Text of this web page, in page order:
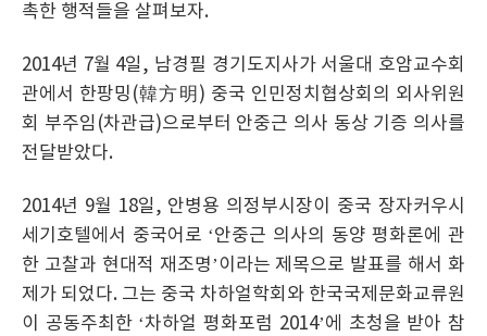
촉한 행적들을 살펴보자.
2014년 7월 4일, 남경필 경기도지사가 서울대 호암교수회
관에서 한팡밍(韓方明) 중국 인민정치협상회의 외사위원
회 부주임(차관급)으로부터 안중근 의사 동상 기증 의사를
전달받았다.
2014년 9월 18일, 안병용 의정부시장이 중국 장자커우시
세기호텔에서 중국어로 ‘안중근 의사의 동양 평화론에 관
한 고찰과 현대적 재조명’이라는 제목으로 발표를 해서 화
제가 되었다. 그는 중국 차하얼학회와 한국국제문화교류원
이 공동주최한 ‘차하얼 평화포럼 2014’에 초청을 받아 참